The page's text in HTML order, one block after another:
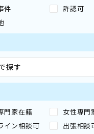
件
許認可
探す
門家在籍
女性専門
イン相談可
出張相談